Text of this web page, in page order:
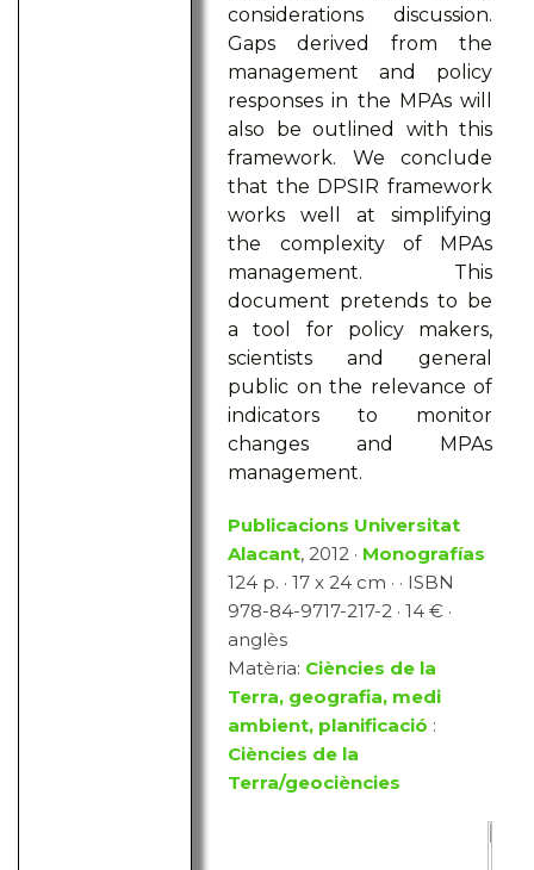
considerations discussion.
Gaps derived from the
management and policy
responses in the MPAs will
also be outlined with this
framework. We conclude
that the DPSIR framework
works well at simplifying
the complexity of MPAs
management. This
document pretends to be
a tool for policy makers,
scientists and general
public on the relevance of
indicators to monitor
changes and MPAs
management.
Publicacions Universitat
Alacant, 2012 · Monografías
124 p. · 17 x 24 cm · · ISBN
978-84-9717-217-2 · 14 € ·
anglès
Matèria: Ciències de la
Terra, geografia, medi
ambient, planificació :
Ciències de la
Terra/geociències